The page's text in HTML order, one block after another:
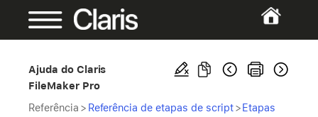
Ajuda do Claris
FileMaker Pro
Referência > Referência de etapas de script >Etapas